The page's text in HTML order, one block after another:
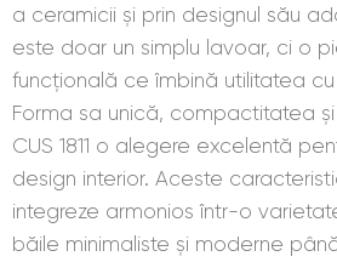
a ceramicii și prin designul său
este doar un simplu lavoar, ci o
funcțională ce îmbină utilitatea
Forma sa unică, compactitatea
CUS 1811 o alegere excelentă
design interior. Aceste
integreze armonios într-o
băile minimaliste și moderne